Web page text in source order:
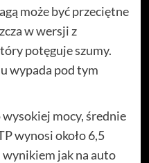
może być przeciętne
w wersji z
potęguje szumy.
wypada pod tym
mocy, średnie
wynosi około 6,5
jak na auto